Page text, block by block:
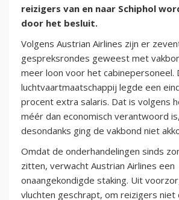
reizigers van en naar Schiphol
door het besluit.
Volgens Austrian Airlines zijn er
gespreksrondes geweest met
meer loon voor het cabinepersoneel.
luchtvaartmaatschappij legde een
procent extra salaris. Dat is volgens
méér dan economisch verantwoord
desondanks ging de vakbond niet
Omdat de onderhandelingen sinds
zitten, verwacht Austrian Airlines een
onaangekondigde staking. Uit
vluchten geschrapt, om reizigers